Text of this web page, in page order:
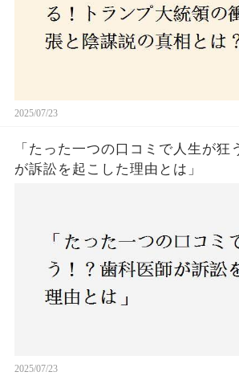
2025/07/23
「たった一つの口コミで人生が狂
が訴訟を起こした理由とは」
2025/07/23